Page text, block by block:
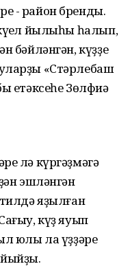
- район бренды.
йылыһы һалып,
бәйләнгән, күҙҙең
«Стәрлебаш
етәксеһе Зөлфиә
лә күргәҙмәгә
эшләнгән
яҙылған
күҙ яуып
юлы ла үҙҙәре